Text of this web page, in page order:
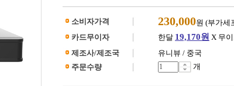
소비자가격 230,000원 (부가세
카드무이자
한달 19,170원 X 무
제조사/제조국
유니뷰 / 중국
주문수량
개